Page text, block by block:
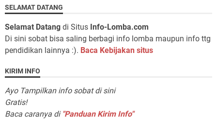
SELAMAT DATANG
Selamat Datang di Situs Info-Lomba.com
Di sini sobat bisa saling berbagi info lomba maupun info ttg
pendidikan lainnya :). Baca Kebijakan situs
KIRIM INFO
Ayo Tampilkan info sobat di sini
Gratis!
Baca caranya di "Panduan Kirim Info"